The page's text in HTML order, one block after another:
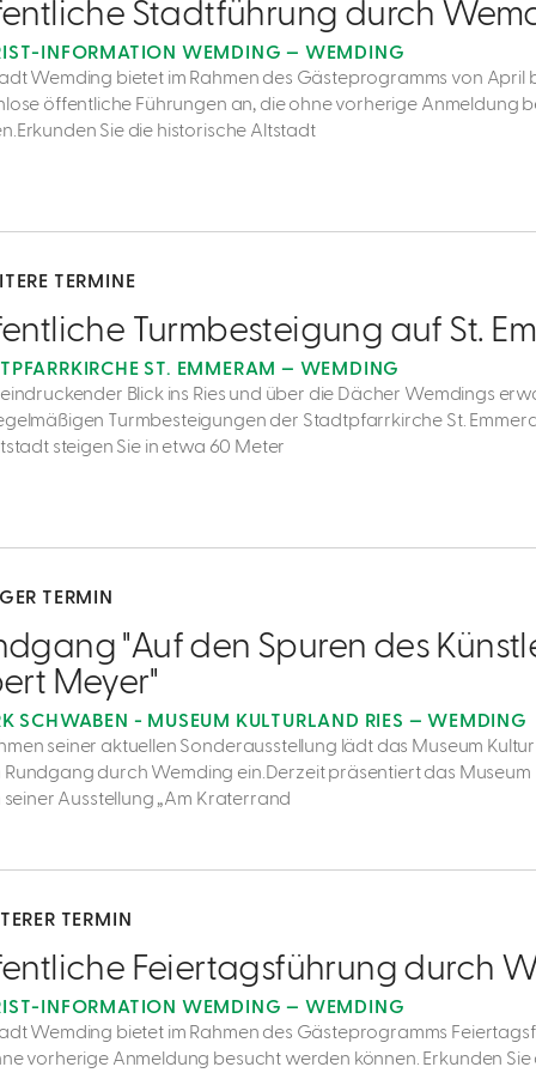
Stadtführung durch
INFORMATION WEMDING — WEMDING
Wemding bietet im Rahmen des Gästeprogramms von April
öffentliche Führungen an, die ohne vorherige Anmeldung
Sie die historische Altstadt
TERMINE
Turmbesteigung auf St.
ST. EMMERAM — WEMDING
Blick ins Ries und über die Dächer Wemdings
Turmbesteigungen der Stadtpfarrkirche St.
steigen Sie in etwa 60 Meter
TERMIN
"Auf den Spuren des
Meyer"
SCHWABEN - MUSEUM KULTURLAND RIES — WEMDING
seiner aktuellen Sonderausstellung lädt das Museum
Rundgang durch Wemding ein.Derzeit präsentiert das Museum
seiner Ausstellung „Am Kraterrand
TERMIN
Feiertagsführung durch
INFORMATION WEMDING — WEMDING
Wemding bietet im Rahmen des Gästeprogramms
vorherige Anmeldung besucht werden können. Erkunden Sie